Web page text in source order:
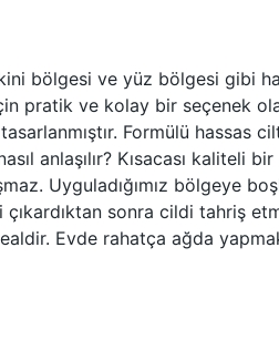
bölgesi ve yüz bölgesi gibi
pratik ve kolay bir seçenek
Formülü hassas
anlaşılır? Kısacası kaliteli bir
Uyguladığımız bölgeye
sonra cildi tahriş
Evde rahatça ağda